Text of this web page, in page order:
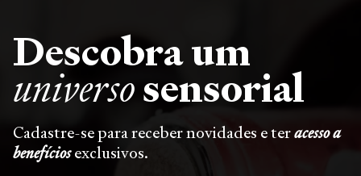
Descobra um
universosensorial
Cadastre-se para receber novidades e teracesso a
benefíciosexclusivos.